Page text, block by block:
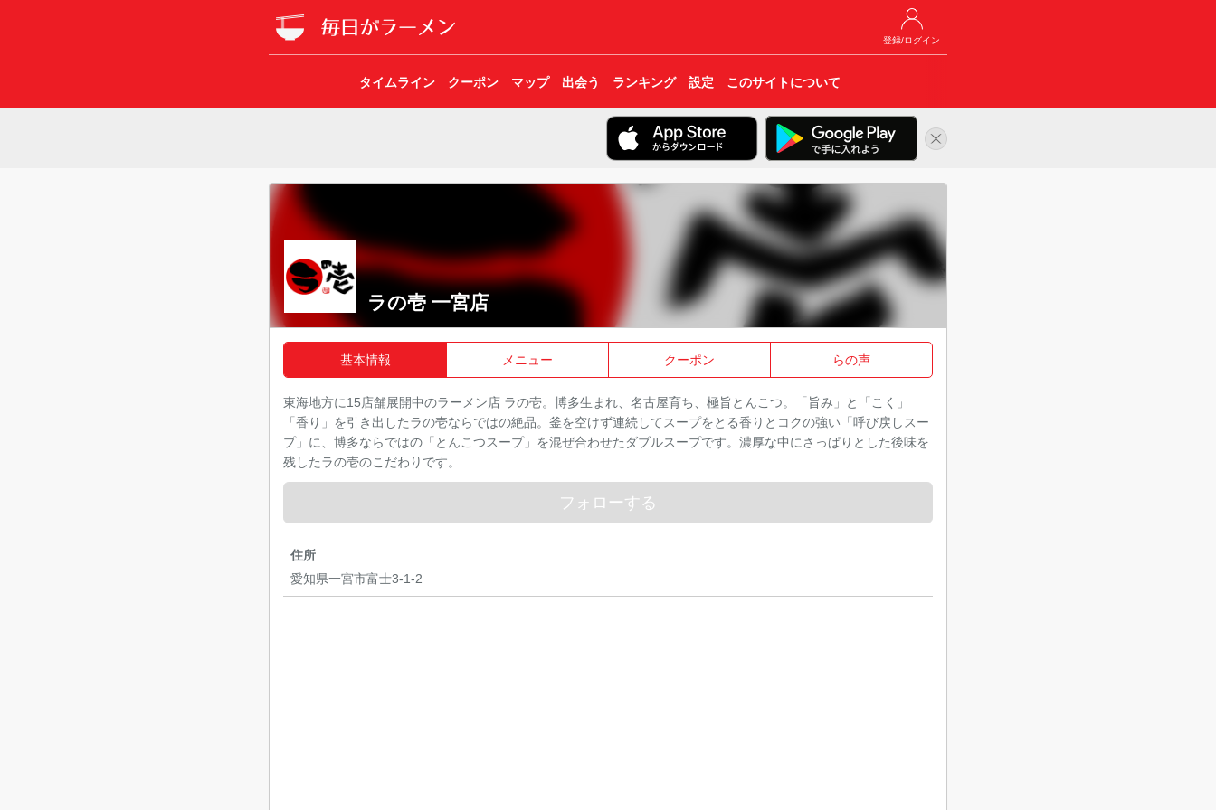
登録/ログイン
タイムライン クーポン マップ 出会う ランキング 設定 このサイトについて
ラの壱 一宮店
基本情報 メニュー クーポン らの声
東海地方に15店舗展開中のラーメン店 ラの壱。博多生まれ、名古屋育ち、極旨とんこつ。「旨み」と「こく」
「香り」を引き出したラの壱ならではの絶品。釜を空けず連続してスープをとる香りとコクの強い「呼び戻しスー
プ」に、博多ならではの「とんこつスープ」を混ぜ合わせたダブルスープです。濃厚な中にさっぱりとした後味を
残したラの壱のこだわりです。
フォローする
住所
愛知県一宮市富士3-1-2